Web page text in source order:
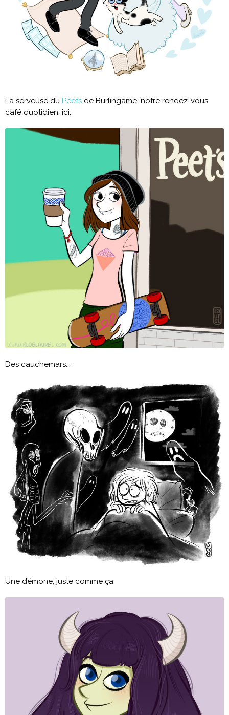
La serveuse du Peets de Burlingame, notre rendez-vous
café quotidien, ici:
Des cauchemars...
Une démone, juste comme ça: